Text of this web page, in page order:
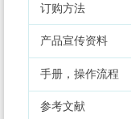
订购方法
产品宣传资料
手册，操作流程
参考文献